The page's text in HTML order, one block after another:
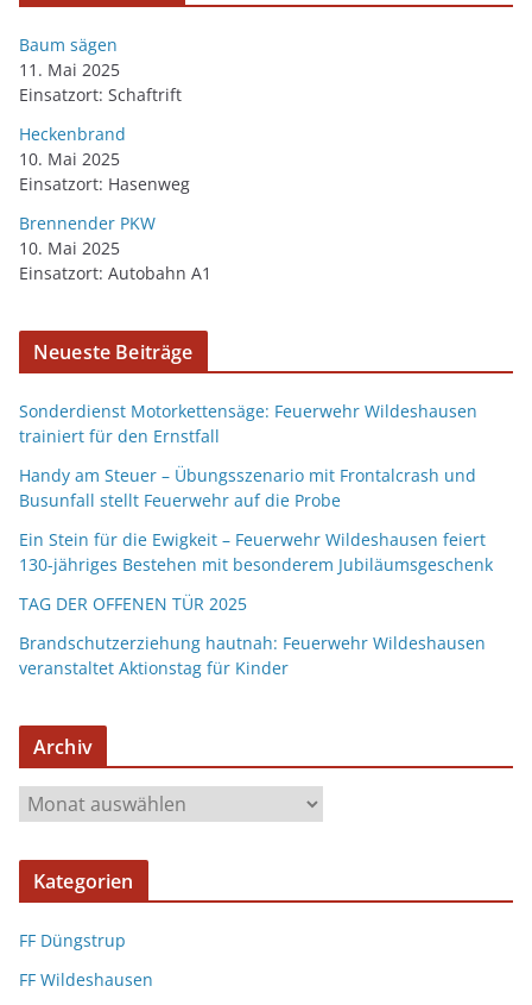
Baum sägen
11. Mai 2025
Einsatzort: Schaftrift
Heckenbrand
10. Mai 2025
Einsatzort: Hasenweg
Brennender PKW
10. Mai 2025
Einsatzort: Autobahn A1
Neueste Beiträge
Sonderdienst Motorkettensäge: Feuerwehr Wildeshausen
trainiert für den Ernstfall
Handy am Steuer – Übungsszenario mit Frontalcrash und
Busunfall stellt Feuerwehr auf die Probe
Ein Stein für die Ewigkeit – Feuerwehr Wildeshausen feiert
130-jähriges Bestehen mit besonderem Jubiläumsgeschenk
TAG DER OFFENEN TÜR 2025
Brandschutzerziehung hautnah: Feuerwehr Wildeshausen
veranstaltet Aktionstag für Kinder
Archiv
Kategorien
FF Düngstrup
FF Wildeshausen